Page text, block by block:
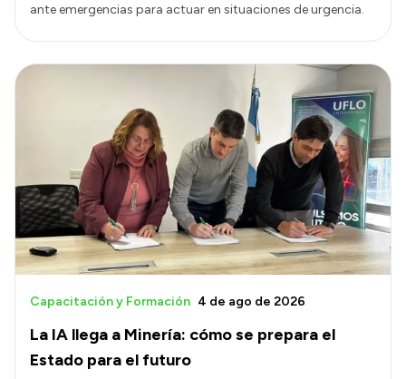
ante emergencias para actuar en situaciones de urgencia.
La IA llega a Minería: cómo se prepara el
Estado para el futuro
Capacitación y Formación 4 de ago de 2026